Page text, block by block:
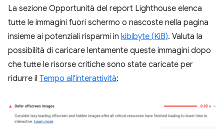
La sezione Opportunità del report Lighthouse elenca
tutte le immagini fuori schermo o nascoste nella pagina
insieme ai potenziali risparmi in kibibyte (KiB). Valuta la
possibilità di caricare lentamente queste immagini dopo
che tutte le risorse critiche sono state caricate per
ridurre il Tempo all'interattività: